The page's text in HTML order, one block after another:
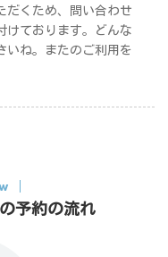
だくため、問い合わせ
けております。どんな
いね。またのご利用を
予約の流れ